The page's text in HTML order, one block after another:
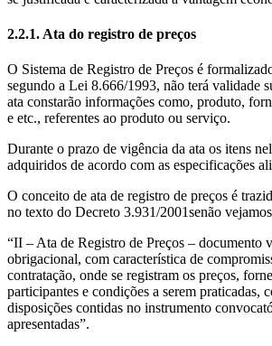
2.2.1. Ata do registro de preços
O Sistema de Registro de Preços é
segundo a Lei 8.666/1993, não terá validade
ata constarão informações como, produto,
e etc., referentes ao produto ou serviço.
Durante o prazo de vigência da ata os itens
adquiridos de acordo com as especificações
O conceito de ata de registro de preços é
no texto do Decreto 3.931/2001senão
“II – Ata de Registro de Preços – documento
obrigacional, com característica de
contratação, onde se registram os preços,
participantes e condições a serem praticadas,
disposições contidas no instrumento
apresentadas”.